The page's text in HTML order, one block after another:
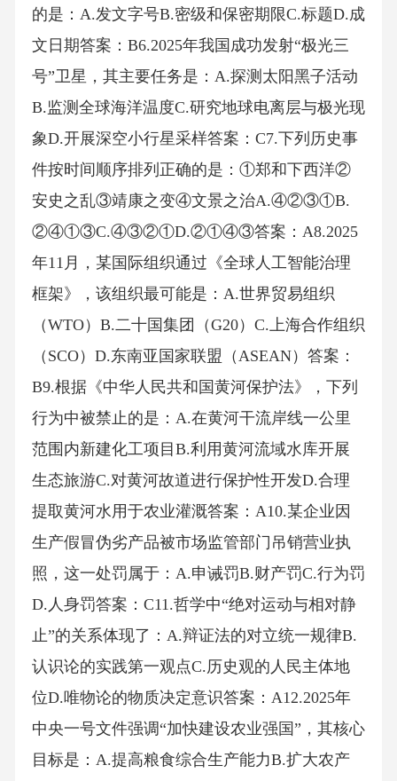
的是：A.发文字号B.密级和保密期限C.标题D.成
文日期答案：B6.2025年我国成功发射“极光三
号”卫星，其主要任务是：A.探测太阳黑子活动
B.监测全球海洋温度C.研究地球电离层与极光现
象D.开展深空小行星采样答案：C7.下列历史事
件按时间顺序排列正确的是：①郑和下西洋②
安史之乱③靖康之变④文景之治A.④②③①B.
②④①③C.④③②①D.②①④③答案：A8.2025
年11月，某国际组织通过《全球人工智能治理
框架》，该组织最可能是：A.世界贸易组织
（WTO）B.二十国集团（G20）C.上海合作组织
（SCO）D.东南亚国家联盟（ASEAN）答案：
B9.根据《中华人民共和国黄河保护法》，下列
行为中被禁止的是：A.在黄河干流岸线一公里
范围内新建化工项目B.利用黄河流域水库开展
生态旅游C.对黄河故道进行保护性开发D.合理
提取黄河水用于农业灌溉答案：A10.某企业因
生产假冒伪劣产品被市场监管部门吊销营业执
照，这一处罚属于：A.申诫罚B.财产罚C.行为罚
D.人身罚答案：C11.哲学中“绝对运动与相对静
止”的关系体现了：A.辩证法的对立统一规律B.
认识论的实践第一观点C.历史观的人民主体地
位D.唯物论的物质决定意识答案：A12.2025年
中央一号文件强调“加快建设农业强国”，其核心
目标是：A.提高粮食综合生产能力B.扩大农产